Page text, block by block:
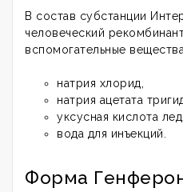
В состав субстанции
человеческий
вспомогательные
натрия хлорид,
натрия ацетата
уксусная кислота
вода для инъекций.
Форма